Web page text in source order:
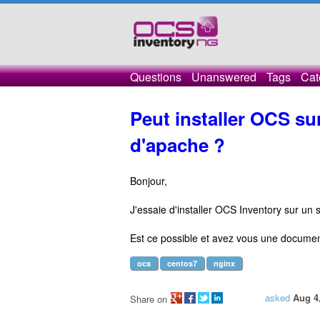
Questions Unanswered Tags
Peut installer OCS
d'apache ?
Bonjour,
J'essaie d'installer OCS Inventory sur un
Est ce possible et avez vous une
ocs centos7 nginx
asked Aug
Share on